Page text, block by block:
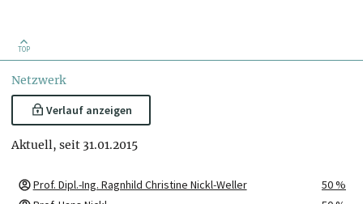
TOP
Netzwerk
Verlauf anzeigen
Aktuell, seit 31.01.2015
Prof. Dipl.-Ing. Ragnhild Christine Nickl-Weller
50 %